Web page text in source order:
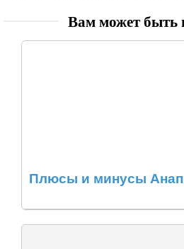
Вам может быть
Плюсы и минусы